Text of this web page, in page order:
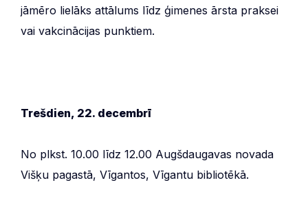
jāmēro lielāks attālums līdz ģimenes ārsta praksei
vai vakcinācijas punktiem.
Trešdien, 22. decembrī
No plkst. 10.00 līdz 12.00 Augšdaugavas novada
Višķu pagastā, Vīgantos, Vīgantu bibliotēkā.